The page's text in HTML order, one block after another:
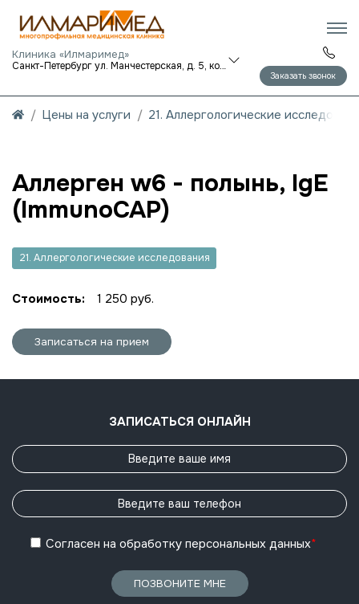
Клиника «Илмаримед»
Санкт-Петербург ул. Манчестерская, д. 5, корп. 1
Заказать звонок
Цены на услуги 21. Аллергологические
Аллерген w6 - полынь, IgE
(ImmunoCAP)
21. Аллергологические исследования
Стоимость: 1 250 руб.
Записаться на прием
ЗАПИСАТЬСЯ ОНЛАЙН
Согласен на обработку персональных данных*
ПОЗВОНИТЕ МНЕ